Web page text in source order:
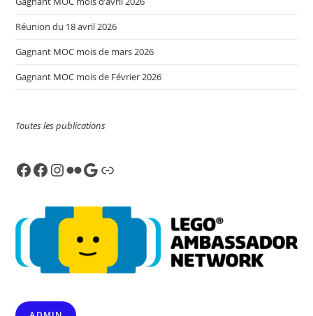
Réunion du 18 avril 2026
Gagnant MOC mois de mars 2026
Gagnant MOC mois de Février 2026
Toutes les publications
Facebook
Facebook
Instagram
FlickrGoogle
Link